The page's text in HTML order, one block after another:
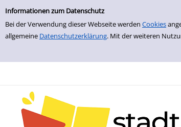
Informationen zum Datenschutz
Bei der Verwendung dieser Webseite werden Cookies
allgemeine Datenschutzerklärung. Mit der weiteren
zur Navigation springen
zum Inhalt springen
Zu den Suchfiltern springen
Zur Trefferliste springen